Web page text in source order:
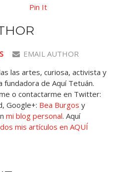
Pin It
EMAIL AUTHOR
las artes, curiosa, activista y
fundadora de Aquí Tetuán.
o contactarme en Twitter:
Google+: Bea Burgos y
mi blog personal. Aquí
mis artículos en AQUÍ